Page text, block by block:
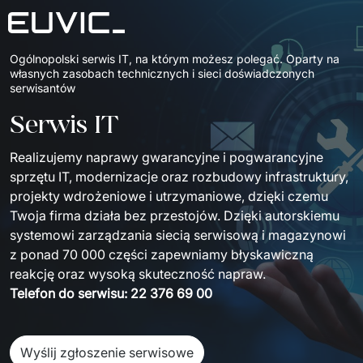
Oferta
Rozwój oprogramowania
Aplikacje Mobilne
Portale i aplikacje webowe
Product Design
Product Strategy Discovery
Business Intelligence
Edukacja
Sektor Energetyczny
Finanse i Ubezpieczenia
Przemysł i Produkcja
Logistyka
Media i Komunikacja
E-commerce (Retail)
Blog
O nas
O nas
Certyfikaty
Fundacja
Kariera
Kontakt
Serwis/Sprzęt
Serwis IT
ESG
Ogólnopolski serwis IT, na którym możesz polegać. Oparty na
własnych zasobach technicznych i sieci doświadczonych
serwisantów
Serwis IT
Realizujemy naprawy gwarancyjne i pogwarancyjne
sprzętu IT, modernizacje oraz rozbudowy infrastruktury,
projekty wdrożeniowe i utrzymaniowe, dzięki czemu
Twoja firma działa bez przestojów. Dzięki autorskiemu
systemowi zarządzania siecią serwisową i magazynowi
z ponad 70 000 części zapewniamy błyskawiczną
reakcję oraz wysoką skuteczność napraw.
Telefon do serwisu: 22 376 69 00
Wyślij zgłoszenie serwisowe